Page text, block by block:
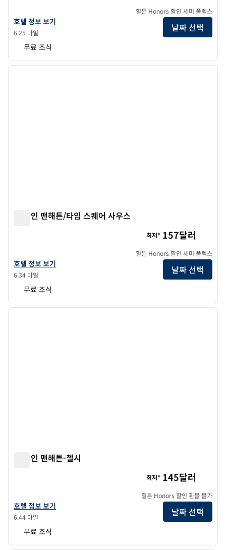
햄튼 인 맨해튼-매디슨 스퀘어 가든 에어리어의 호텔 정보 보기
호텔 정보 보기
6.25 마일
힐튼 Honors 할인 세미 플렉스
날짜 선택
무료 조식
1/12
1/12
이전 이미지 다음
햄튼 인 맨해튼/타임 스퀘어 사우스
햄튼 인 맨해튼/타임 스퀘어 사우스의 호텔 정보 보기
호텔 정보 보기
6.34 마일
최저* 157달러
힐튼 Honors 할인 세미 플렉스
날짜 선택
무료 조식
1/12
1/12
이전 이미지 다음
햄튼 인 맨해튼-첼시
햄튼 인 맨해튼-첼시의 호텔 정보 보기
호텔 정보 보기
6.44 마일
최저* 145달러
힐튼 Honors 할인 환불 불가
날짜 선택
무료 조식
1/12